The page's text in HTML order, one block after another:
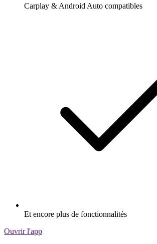
Carplay & Android Auto compatibles
Et encore plus de fonctionnalités
Ouvrir l'app